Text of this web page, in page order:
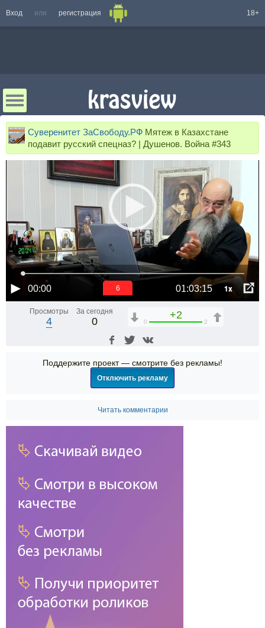
Вход или регистрация 18+
Суверенитет ЗаСвободу.РФ Мятеж в Казахстане
подавит русский спецназ? | Душенов. Война #343
00:00 01:03:15 1x
6
Просмотры
4
За сегодня
0
+2
0 2
Поддержите проект — смотрите без рекламы!
Отключить рекламу
Читать комментарии